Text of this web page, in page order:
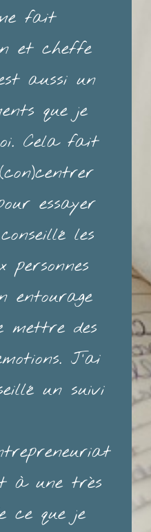
fait
et cheffe
aussi un
que je
Cela fait
essayer
les
entourage
mettre des
J'ai
un suivi
à une très
ce que je